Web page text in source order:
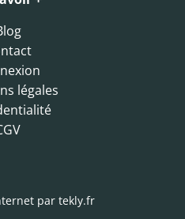
légales
par tekly.fr